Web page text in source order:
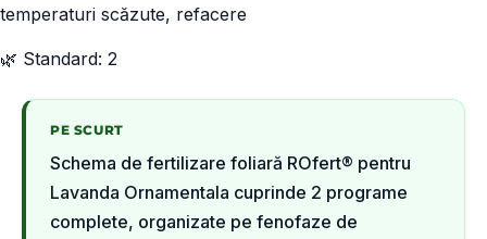
temperaturi scăzute, refacere
🌿 Standard: 2
PE SCURT
Schema de fertilizare foliară ROfert® pentru
Lavanda Ornamentala cuprinde 2 programe
complete, organizate pe fenofaze de